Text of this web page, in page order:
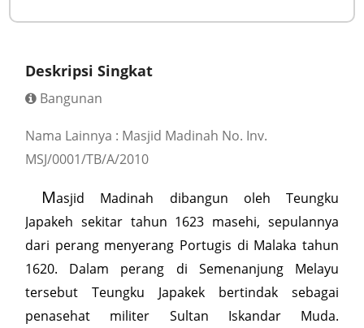
Deskripsi Singkat
Bangunan
Nama Lainnya : Masjid Madinah No. Inv.
MSJ/0001/TB/A/2010
Masjid Madinah dibangun oleh Teungku
Japakeh sekitar tahun 1623 masehi, sepulannya
dari perang menyerang Portugis di Malaka tahun
1620. Dalam perang di Semenanjung Melayu
tersebut Teungku Japakek bertindak sebagai
penasehat militer Sultan Iskandar Muda.